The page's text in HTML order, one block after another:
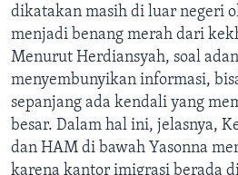
dikatakan masih di luar negeri
menjadi benang merah dari
Menurut Herdiansyah, soal
menyembunyikan informasi,
sepanjang ada kendali yang
besar. Dalam hal ini, jelasnya,
dan HAM di bawah Yasonna
karena kantor imigrasi berada